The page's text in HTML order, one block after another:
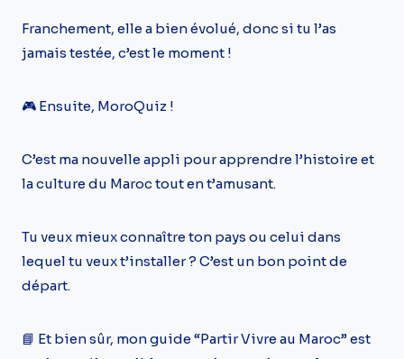
Franchement, elle a bien évolué, donc si tu l’as
jamais testée, c’est le moment !
🎮 Ensuite, MoroQuiz !
C’est ma nouvelle appli pour apprendre l’histoire et
la culture du Maroc tout en t’amusant.
Tu veux mieux connaître ton pays ou celui dans
lequel tu veux t’installer ? C’est un bon point de
départ.
📘 Et bien sûr, mon guide “Partir Vivre au Maroc” est